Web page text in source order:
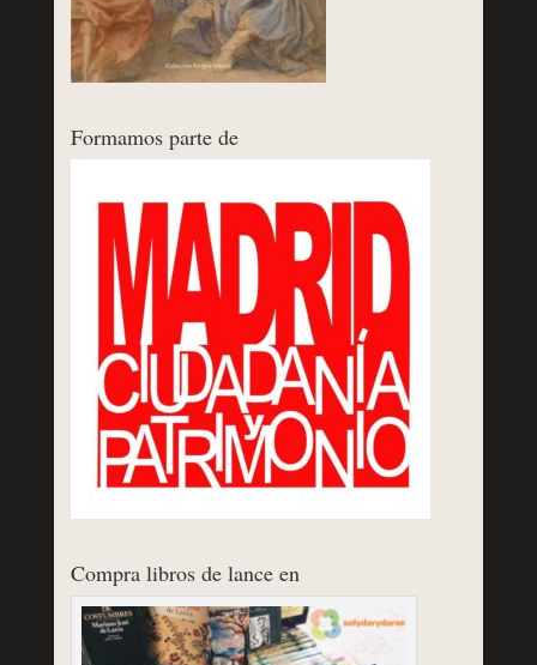
Formamos parte de
Compra libros de lance en